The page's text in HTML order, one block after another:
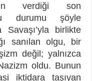
verdiği son
durumu şöyle
birlikte
sanılan olgu, bir
değil; yalnızca
oldu. Bunun
iktidara taşıyan